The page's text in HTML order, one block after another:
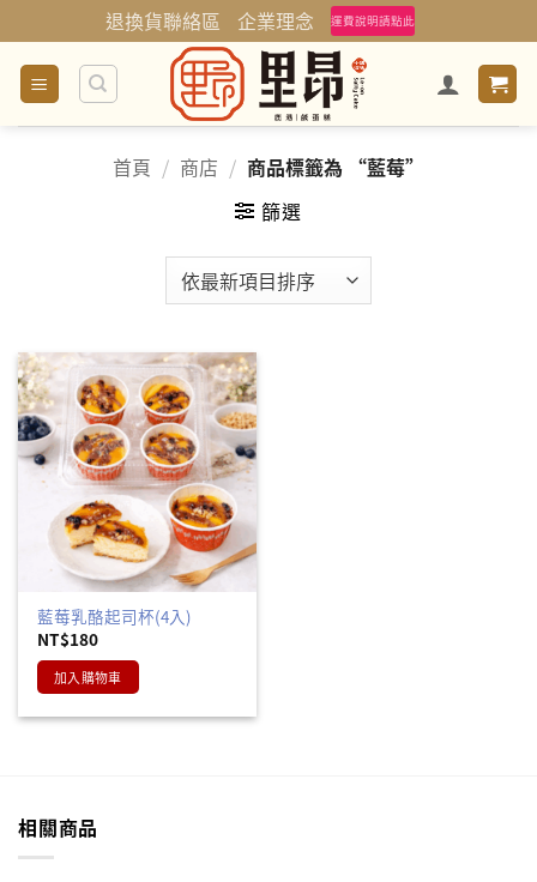
to
content
退換貨聯絡區 企業理念 運費說明請點此
首頁 / 商店 / 商品標籤為 “藍莓”
篩選
藍莓乳酪起司杯(4入)
NT$180
加入購物車
相關商品